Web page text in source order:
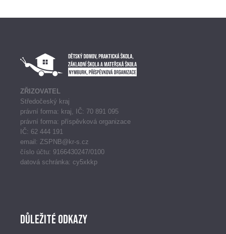
ZŘIZOVATEL
Středočeský kraj
právní forma: kraj, IČ: 70 891 095
právní forma: příspěvková organizace
IČ: 62 444 191
email: ZSPNB@kr-s.cz
číslo účtu: 9166430247/0100
datová schránka: cy5xkkp
Důležité odkazy